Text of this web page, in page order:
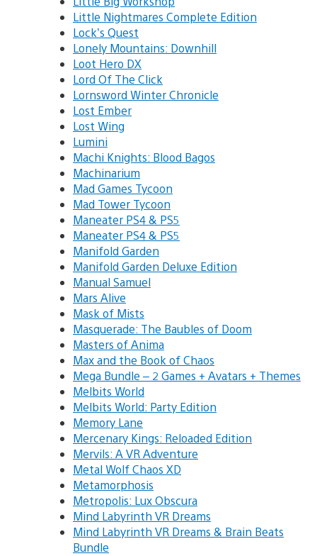
Little Nightmares Complete Edition
Lock’s Quest
Lonely Mountains: Downhill
Loot Hero DX
Lord Of The Click
Lornsword Winter Chronicle
Lost Ember
Lost Wing
Lumini
Machi Knights: Blood Bagos
Machinarium
Mad Games Tycoon
Mad Tower Tycoon
Maneater PS4 & PS5
Maneater PS4 & PS5
Manifold Garden
Manifold Garden Deluxe Edition
Manual Samuel
Mars Alive
Mask of Mists
Masquerade: The Baubles of Doom
Masters of Anima
Max and the Book of Chaos
Mega Bundle – 2 Games + Avatars + Themes
Melbits World
Melbits World: Party Edition
Memory Lane
Mercenary Kings: Reloaded Edition
Mervils: A VR Adventure
Metal Wolf Chaos XD
Metamorphosis
Metropolis: Lux Obscura
Mind Labyrinth VR Dreams
Mind Labyrinth VR Dreams & Brain Beats
Bundle